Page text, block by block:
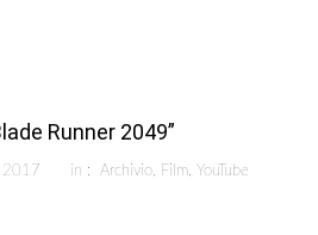
Runner 2049”
2017 in : Archivio, Film, YouTube